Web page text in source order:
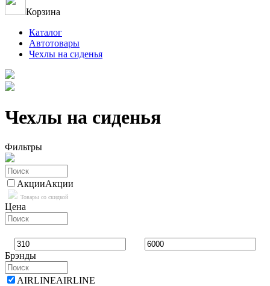
Корзина
Каталог
Автотовары
Чехлы на сиденья
Чехлы на сиденья
Фильтры
АкцииАкции
Товары со скидкой
Цена
Брэнды
AIRLINEAIRLINE